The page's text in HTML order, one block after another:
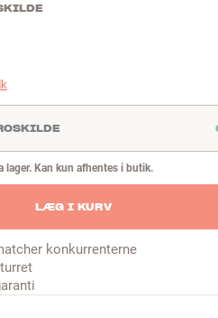
lager. Kan kun afhentes i butik.
LÆG I KURV
konkurrenterne